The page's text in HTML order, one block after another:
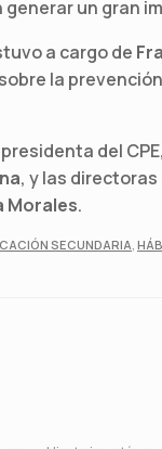
un gran
a cargo de
la
del
, y las
Morales.
SECUNDARIA,